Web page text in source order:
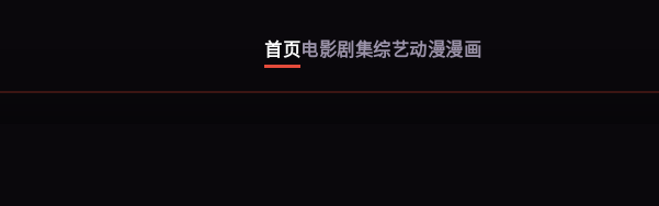
首页电影剧集综艺动漫漫画